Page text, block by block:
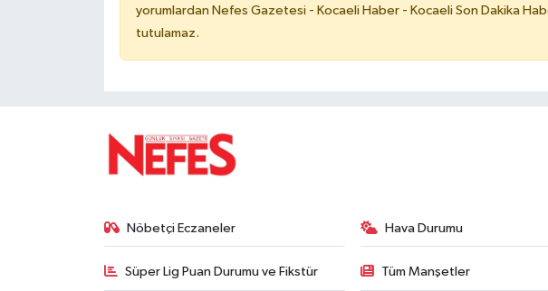
yorumlardan Nefes Gazetesi - Kocaeli Haber - Kocaeli Son Dakika
tutulamaz.
Nöbetçi Eczaneler Hava Durumu
Süper Lig Puan Durumu ve Fikstür Tüm Manşetler